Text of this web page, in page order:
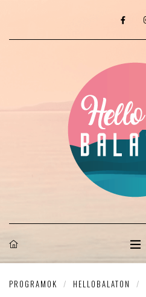
PROGRAMOK / HELLOBALATON /